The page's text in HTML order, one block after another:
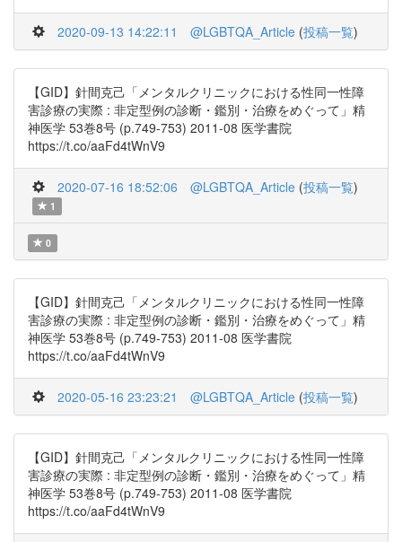
2020-09-13 14:22:11 @LGBTQA_Article (投稿一覧)
【GID】針間克己「メンタルクリニックにおける性同一性障
害診療の実際 : 非定型例の診断・鑑別・治療をめぐって」精
神医学 53巻8号 (p.749-753) 2011-08 医学書院
https://t.co/aaFd4tWnV9
2020-07-16 18:52:06 @LGBTQA_Article (投稿一覧)
1
0
【GID】針間克己「メンタルクリニックにおける性同一性障
害診療の実際 : 非定型例の診断・鑑別・治療をめぐって」精
神医学 53巻8号 (p.749-753) 2011-08 医学書院
https://t.co/aaFd4tWnV9
2020-05-16 23:23:21 @LGBTQA_Article (投稿一覧)
【GID】針間克己「メンタルクリニックにおける性同一性障
害診療の実際 : 非定型例の診断・鑑別・治療をめぐって」精
神医学 53巻8号 (p.749-753) 2011-08 医学書院
https://t.co/aaFd4tWnV9